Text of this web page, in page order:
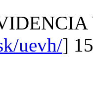
uevh/]